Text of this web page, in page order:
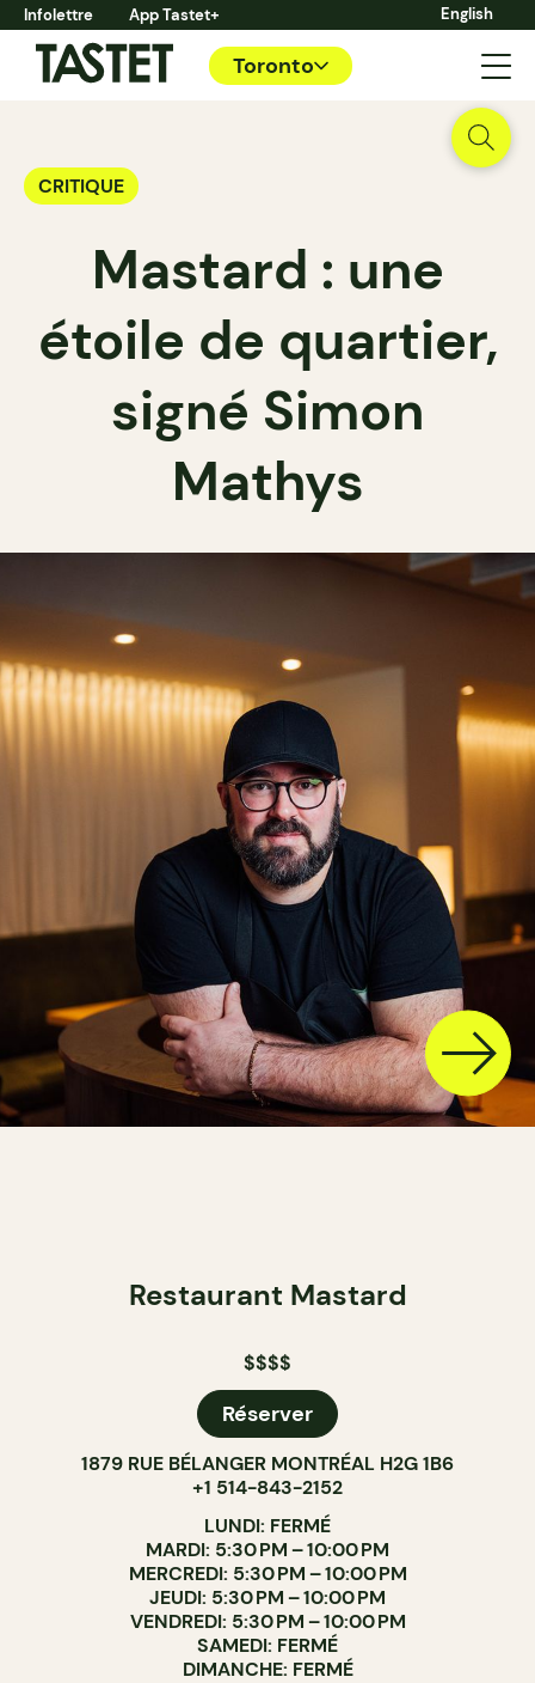
Infolettre App Tastet+ English
Toronto
CRITIQUE
Mastard : une
étoile de quartier,
signé Simon
Mathys
Restaurant Mastard
$$$$
Réserver
1879 RUE BÉLANGER MONTRÉAL H2G 1B6
+1 514-843-2152
LUNDI: FERMÉ
MARDI: 5:30 PM – 10:00 PM
MERCREDI: 5:30 PM – 10:00 PM
JEUDI: 5:30 PM – 10:00 PM
VENDREDI: 5:30 PM – 10:00 PM
SAMEDI: FERMÉ
DIMANCHE: FERMÉ